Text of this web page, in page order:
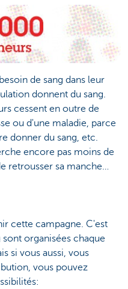
de sang dans leur
donnent du sang.
cessent en outre de
ou d'une maladie, parce
donner du sang, etc.
encore pas moins de
retrousser sa manche…
cette campagne. C'est
organisées chaque
si vous aussi, vous
vous pouvez